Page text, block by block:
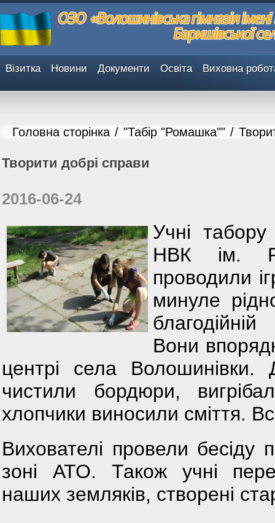
Візитка Новини Документи Освіта Виховна
Головна сторінка / "Табір "Ромашка"" /
Творити добрі справи
2016-06-24
Учні
НВК ім. Р.
проводили
минуле
Вони
центрі села Волошинівки.
чистили бордюри,
хлопчики виносили сміття.
Вихователі провели бесіду
зоні АТО. Також учні
наших земляків, створені